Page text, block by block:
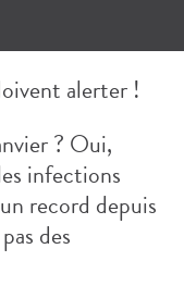
alerter !
? Oui,
infections
record depuis
des